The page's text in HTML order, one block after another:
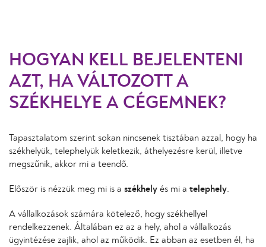
HOGYAN KELL BEJELENTENI
AZT, HA VÁLTOZOTT A
SZÉKHELYE A CÉGEMNEK?
Tapasztalatom szerint sokan nincsenek tisztában azzal, hogy ha
székhelyük, telephelyük keletkezik, áthelyezésre kerül, illetve
megszűnik, akkor mi a teendő.
Először is nézzük meg mi is a székhely és mi a telephely
A vállalkozások számára kötelező, hogy székhellyel
rendelkezzenek. Általában ez az a hely, ahol a vállalkozás
ügyintézése zajlik, ahol az működik. Ez abban az esetben él, ha